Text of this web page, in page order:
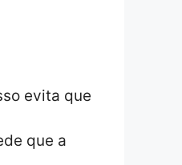
evita que
que a